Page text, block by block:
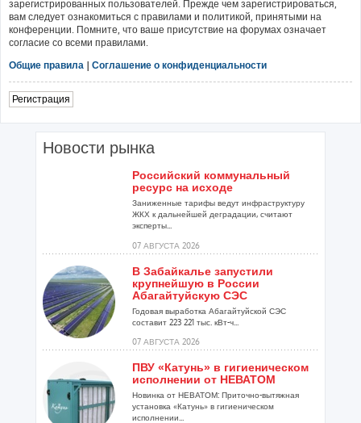
зарегистрированных пользователей. Прежде чем зарегистрироваться,
вам следует ознакомиться с правилами и политикой, принятыми на
конференции. Помните, что ваше присутствие на форумах означает
согласие со всеми правилами.
Общие правила | Соглашение о конфиденциальности
Регистрация
Новости рынка
Российский коммунальный
ресурс на исходе
Заниженные тарифы ведут инфраструктуру
ЖКХ к дальнейшей деградации, считают
эксперты...
07 АВГУСТА 2026
В Забайкалье запустили
крупнейшую в России
Абагайтуйскую СЭС
Годовая выработка Абагайтуйской СЭС
составит 223 221 тыс. кВт-ч...
07 АВГУСТА 2026
ПВУ «Катунь» в гигиеническом
исполнении от НЕВАТОМ
Новинка от НЕВАТОМ: Приточно-вытяжная
установка «Катунь» в гигиеническом
исполнении...